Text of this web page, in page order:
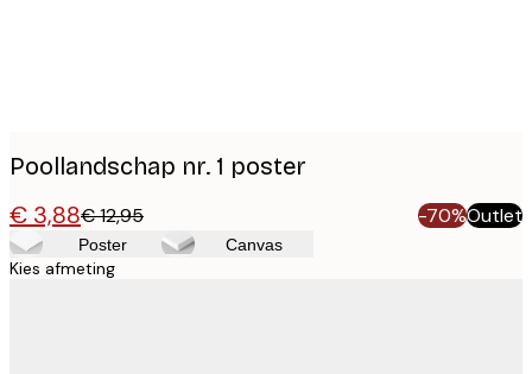
Poollandschap nr. 1 poster
€ 3,88€ 12,95 -70%Outlet
Poster Canvas
Kies afmeting